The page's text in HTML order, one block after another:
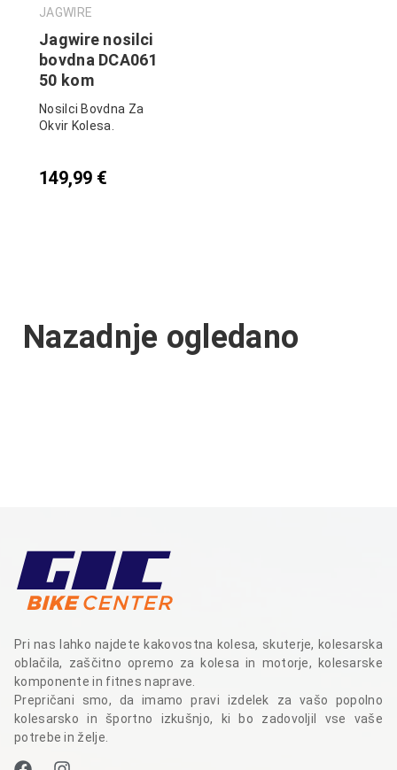
JAGWIRE
Jagwire nosilci
bovdna DCA061
50 kom
Nosilci Bovdna Za
Okvir Kolesa.
149,99 €
Nazadnje ogledano
Pri nas lahko najdete kakovostna kolesa, skuterje, kolesarska
oblačila, zaščitno opremo za kolesa in motorje, kolesarske
komponente in fitnes naprave.
Prepričani smo, da imamo pravi izdelek za vašo popolno
kolesarsko in športno izkušnjo, ki bo zadovoljil vse vaše
potrebe in želje.